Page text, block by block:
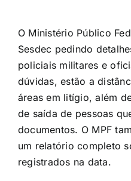
O Ministério Público
Sesdec pedindo
policiais militares e
dúvidas, estão a
áreas em litígio, além
de saída de pessoas
documentos. O MPF
um relatório completo
registrados na data.